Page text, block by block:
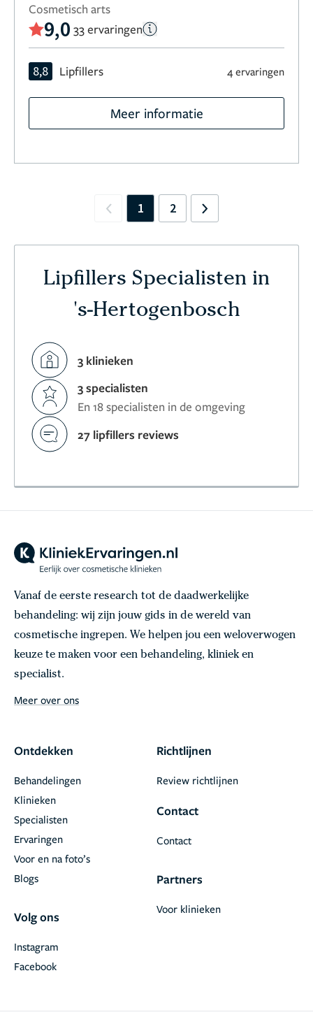
Cosmetisch arts
9,0 33 ervaringen
8,8 Lipfillers 4 ervaringen
Meer informatie
Previous
1 2 Next
Lipfillers Specialisten in
's-Hertogenbosch
3 klinieken
3 specialisten
En 18 specialisten in de omgeving
27 lipfillers reviews
Vanaf de eerste research tot de daadwerkelijke
behandeling: wij zijn jouw gids in de wereld van
cosmetische ingrepen. We helpen jou een weloverwogen
keuze te maken voor een behandeling, kliniek en
specialist.
Meer over ons
Ontdekken
Behandelingen
Klinieken
Specialisten
Ervaringen
Voor en na foto’s
Blogs
Volg ons
Facebook
Instagram
Richtlijnen
Review richtlijnen
Contact
Contact
Partners
Voor klinieken